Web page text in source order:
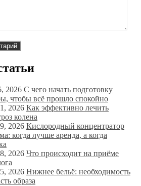
2026 С чего начать подготовку
чтобы всё прошло спокойно
2026 Как эффективно лечить
колена
2026 Кислородный концентратор
когда лучше аренда, а когда
2026 Что происходит на приёме
2026 Нижнее бельё: необходимость
образа